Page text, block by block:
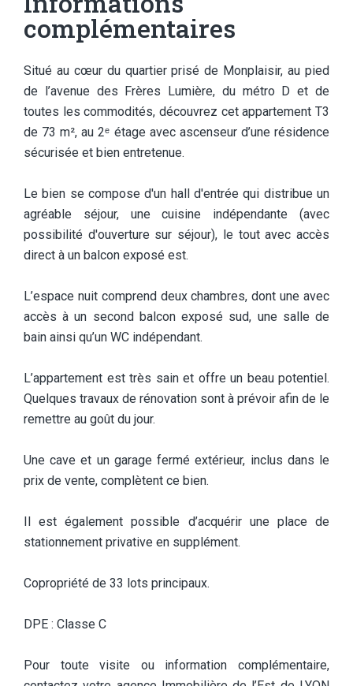
complémentaires
Situé au cœur du quartier prisé de Monplaisir, au pied
de l’avenue des Frères Lumière, du métro D et de
toutes les commodités, découvrez cet appartement T3
de 73 m², au 2ᵉ étage avec ascenseur d’une résidence
sécurisée et bien entretenue.
Le bien se compose d'un hall d'entrée qui distribue un
agréable séjour, une cuisine indépendante (avec
possibilité d'ouverture sur séjour), le tout avec accès
direct à un balcon exposé est.
L’espace nuit comprend deux chambres, dont une avec
accès à un second balcon exposé sud, une salle de
bain ainsi qu’un WC indépendant.
L’appartement est très sain et offre un beau potentiel.
Quelques travaux de rénovation sont à prévoir afin de le
remettre au goût du jour.
Une cave et un garage fermé extérieur, inclus dans le
prix de vente, complètent ce bien.
Il est également possible d’acquérir une place de
stationnement privative en supplément.
Copropriété de 33 lots principaux.
DPE : Classe C
Pour toute visite ou information complémentaire,